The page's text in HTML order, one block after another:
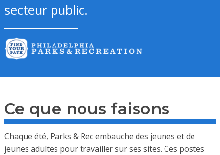
secteur public.
Ce que nous faisons
Chaque été, Parks & Rec embauche des jeunes et de
jeunes adultes pour travailler sur ses sites. Ces postes